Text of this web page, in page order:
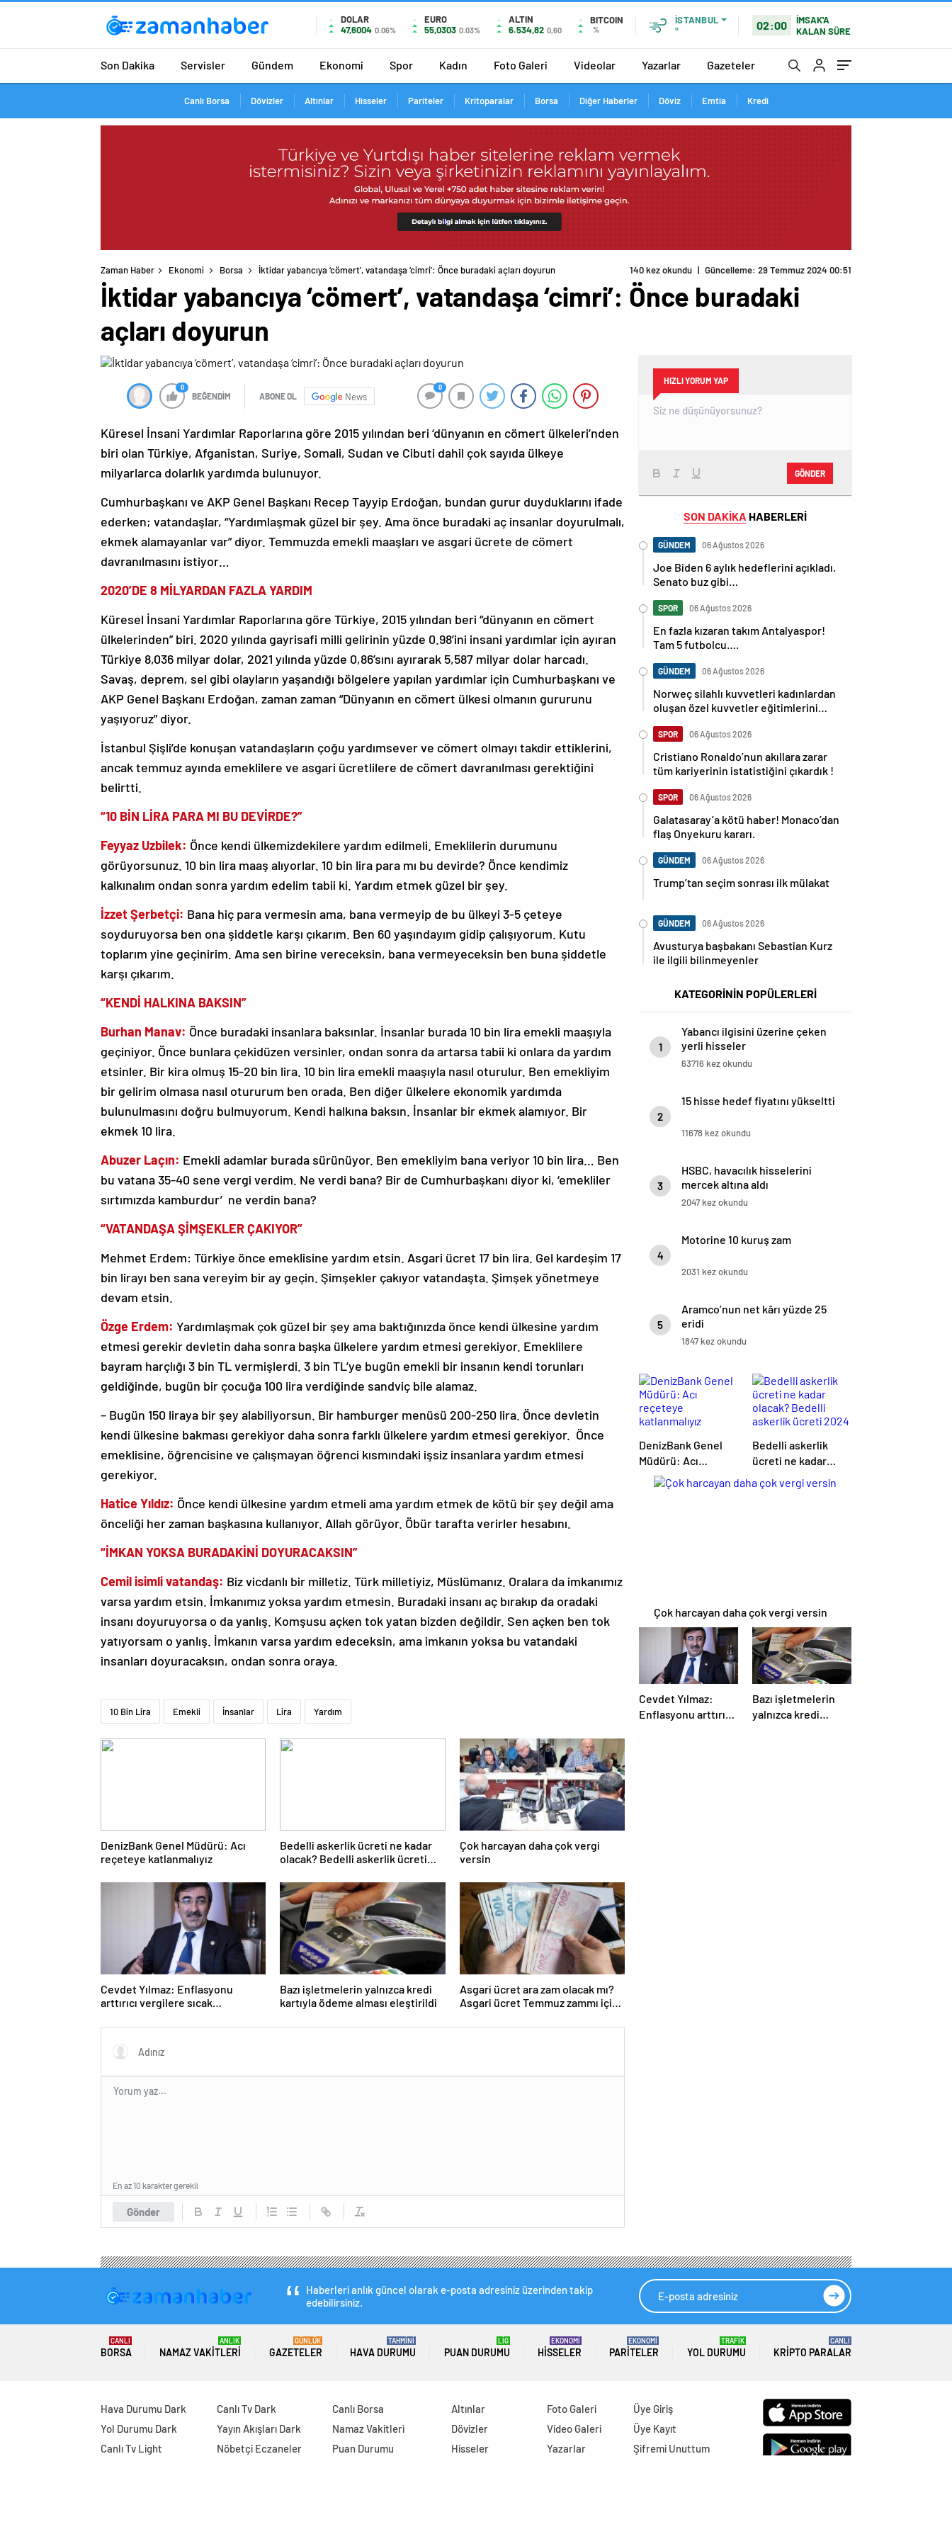
DOLAR
47,6004 0.06%
EURO
55,0303 0.03%
ALTIN
6.534,82 0,60
BITCOIN
%
İSTANBUL
°
02:00
İMSAK'A
KALAN SÜRE
Son Dakika Servisler Gündem Ekonomi Spor Kadın Foto Galeri Videolar Yazarlar Gazeteler
Canlı Borsa Dövizler Altınlar Hisseler Pariteler Kritoparalar Borsa Diğer Haberler Döviz Emtia Kredi
Zaman Haber Ekonomi Borsa İktidar yabancıya ‘cömert’, vatandaşa ‘cimri’: Önce buradaki açları doyurun 140 kez okundu | Güncelleme: 29 Temmuz 2024 00:51
İktidar yabancıya ‘cömert’, vatandaşa ‘cimri’: Önce buradaki
açları doyurun
0
BEĞENDİM ABONE OL News
0
Küresel İnsani Yardımlar Raporlarına göre 2015 yılından beri ‘dünyanın en cömert ülkeleri’nden
biri olan Türkiye, Afganistan, Suriye, Somali, Sudan ve Cibuti dahil çok sayıda ülkeye
milyarlarca dolarlık yardımda bulunuyor.
Cumhurbaşkanı ve AKP Genel Başkanı Recep Tayyip Erdoğan, bundan gurur duyduklarını ifade
ederken; vatandaşlar, “Yardımlaşmak güzel bir şey. Ama önce buradaki aç insanlar doyurulmalı,
ekmek alamayanlar var” diyor. Temmuzda emekli maaşları ve asgari ücrete de cömert
davranılmasını istiyor…
2020’DE 8 MİLYARDAN FAZLA YARDIM
Küresel İnsani Yardımlar Raporlarına göre Türkiye, 2015 yılından beri “dünyanın en cömert
ülkelerinden” biri. 2020 yılında gayrisafi milli gelirinin yüzde 0.98’ini insani yardımlar için ayıran
Türkiye 8,036 milyar dolar, 2021 yılında yüzde 0,86’sını ayırarak 5,587 milyar dolar harcadı.
Savaş, deprem, sel gibi olayların yaşandığı bölgelere yapılan yardımlar için Cumhurbaşkanı ve
AKP Genel Başkanı Erdoğan, zaman zaman “Dünyanın en cömert ülkesi olmanın gururunu
yaşıyoruz” diyor.
İstanbul Şişli’de konuşan vatandaşların çoğu yardımsever ve cömert olmayı takdir ettiklerini,
ancak temmuz ayında emeklilere ve asgari ücretlilere de cömert davranılması gerektiğini
belirtti.
“10 BİN LİRA PARA MI BU DEVİRDE?”
Feyyaz Uzbilek: Önce kendi ülkemizdekilere yardım edilmeli. Emeklilerin durumunu
görüyorsunuz. 10 bin lira maaş alıyorlar. 10 bin lira para mı bu devirde? Önce kendimiz
kalkınalım ondan sonra yardım edelim tabii ki. Yardım etmek güzel bir şey.
İzzet Şerbetçi: Bana hiç para vermesin ama, bana vermeyip de bu ülkeyi 3-5 çeteye
soyduruyorsa ben ona şiddetle karşı çıkarım. Ben 60 yaşındayım gidip çalışıyorum. Kutu
toplarım yine geçinirim. Ama sen birine vereceksin, bana vermeyeceksin ben buna şiddetle
karşı çıkarım.
“KENDİ HALKINA BAKSIN”
Burhan Manav: Önce buradaki insanlara baksınlar. İnsanlar burada 10 bin lira emekli maaşıyla
geçiniyor. Önce bunlara çekidüzen versinler, ondan sonra da artarsa tabii ki onlara da yardım
etsinler. Bir kira olmuş 15-20 bin lira. 10 bin lira emekli maaşıyla nasıl oturulur. Ben emekliyim
bir gelirim olmasa nasıl otururum ben orada. Ben diğer ülkelere ekonomik yardımda
bulunulmasını doğru bulmuyorum. Kendi halkına baksın. İnsanlar bir ekmek alamıyor. Bir
ekmek 10 lira.
Abuzer Laçın: Emekli adamlar burada sürünüyor. Ben emekliyim bana veriyor 10 bin lira… Ben
bu vatana 35-40 sene vergi verdim. Ne verdi bana? Bir de Cumhurbaşkanı diyor ki, ‘emekliler
sırtımızda kamburdur’ ne verdin bana?
“VATANDAŞA ŞİMŞEKLER ÇAKIYOR”
Mehmet Erdem: Türkiye önce emeklisine yardım etsin. Asgari ücret 17 bin lira. Gel kardeşim 17
bin lirayı ben sana vereyim bir ay geçin. Şimşekler çakıyor vatandaşta. Şimşek yönetmeye
devam etsin.
Özge Erdem: Yardımlaşmak çok güzel bir şey ama baktığınızda önce kendi ülkesine yardım
etmesi gerekir devletin daha sonra başka ülkelere yardım etmesi gerekiyor. Emeklilere
bayram harçlığı 3 bin TL vermişlerdi. 3 bin TL’ye bugün emekli bir insanın kendi torunları
geldiğinde, bugün bir çocuğa 100 lira verdiğinde sandviç bile alamaz.
– Bugün 150 liraya bir şey alabiliyorsun. Bir hamburger menüsü 200-250 lira. Önce devletin
kendi ülkesine bakması gerekiyor daha sonra farklı ülkelere yardım etmesi gerekiyor. Önce
emeklisine, öğrencisine ve çalışmayan öğrenci kısmındaki işsiz insanlara yardım etmesi
gerekiyor.
Hatice Yıldız: Önce kendi ülkesine yardım etmeli ama yardım etmek de kötü bir şey değil ama
önceliği her zaman başkasına kullanıyor. Allah görüyor. Öbür tarafta verirler hesabını.
“İMKAN YOKSA BURADAKİNİ DOYURACAKSIN”
Cemil isimli vatandaş: Biz vicdanlı bir milletiz. Türk milletiyiz, Müslümanız. Oralara da imkanımız
varsa yardım etsin. İmkanımız yoksa yardım etmesin. Buradaki insanı aç bırakıp da oradaki
insanı doyuruyorsa o da yanlış. Komşusu açken tok yatan bizden değildir. Sen açken ben tok
yatıyorsam o yanlış. İmkanın varsa yardım edeceksin, ama imkanın yoksa bu vatandaki
insanları doyuracaksın, ondan sonra oraya.
10 Bin Lira Emekli İnsanlar Lira Yardım
DenizBank Genel Müdürü: Acı
reçeteye katlanmalıyız
Bedelli askerlik ücreti ne kadar
olacak? Bedelli askerlik ücreti
Çok harcayan daha çok vergi
versin
Cevdet Yılmaz: Enflasyonu
arttırıcı vergilere sıcak
Bazı işletmelerin yalnızca kredi
kartıyla ödeme alması eleştirildi
Asgari ücret ara zam olacak mı?
Asgari ücret Temmuz zammı için
Gönder
En az 10 karakter gerekli
HIZLI YORUM YAP
GÖNDER
SON DAKİKA HABERLERİ
GÜNDEM 06 Ağustos 2026
Joe Biden 6 aylık hedeflerini açıkladı.
Senato buz gibi…
SPOR 06 Ağustos 2026
En fazla kızaran takım Antalyaspor!
Tam 5 futbolcu….
GÜNDEM 06 Ağustos 2026
Norweç silahlı kuvvetleri kadınlardan
oluşan özel kuvvetler eğitimlerini
SPOR 06 Ağustos 2026
Cristiano Ronaldo’nun akıllara zarar
tüm kariyerinin istatistiğini çıkardık !
SPOR 06 Ağustos 2026
Galatasaray’a kötü haber! Monaco’dan
flaş Onyekuru kararı.
GÜNDEM 06 Ağustos 2026
Trump’tan seçim sonrası ilk mülakat
GÜNDEM 06 Ağustos 2026
Avusturya başbakanı Sebastian Kurz
ile ilgili bilinmeyenler
KATEGORİNİN POPÜLERLERİ
1
Yabancı ilgisini üzerine çeken
yerli hisseler
63716 kez okundu
2
15 hisse hedef fiyatını yükseltti
11678 kez okundu
3
HSBC, havacılık hisselerini
mercek altına aldı
2047 kez okundu
4
Motorine 10 kuruş zam
2031 kez okundu
5
Aramco’nun net kârı yüzde 25
eridi
1847 kez okundu
DenizBank Genel
Müdürü: Acı
reçeteye
katlanmalıyız
Bedelli askerlik
ücreti ne kadar
olacak? Bedelli
askerlik ücreti 2024
Çok harcayan daha çok vergi versin
Cevdet Yılmaz:
Enflasyonu arttırıcı
Bazı işletmelerin
yalnızca kredi
Haberleri anlık güncel olarak e-posta adresiniz üzerinden takip
edebilirsiniz.
BORSA
CANLI
NAMAZ VAKITLERI
ANLIK
GAZETELER
GÜNLÜK
HAVA DURUMU
TAHMİNİ
PUAN DURUMU
LİG
HISSELER
EKONOMİ
PARITELER
EKONOMİ
YOL DURUMU
TRAFİK
KRIPTO PARALAR
CANLI
Hava Durumu Dark
Yol Durumu Dark
Canlı Tv Light
Canlı Tv Dark
Yayın Akışları Dark
Nöbetçi Eczaneler
Canlı Borsa
Namaz Vakitleri
Puan Durumu
Altınlar
Dövizler
Hisseler
Foto Galeri
Video Galeri
Yazarlar
Üye Giriş
Üye Kayıt
Şifremi Unuttum